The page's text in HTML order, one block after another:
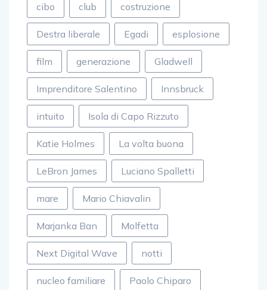
cibo club costruzione
Destra liberale Egadi esplosione
film generazione Gladwell
Imprenditore Salentino Innsbruck
intuito Isola di Capo Rizzuto
Katie Holmes La volta buona
LeBron James Luciano Spalletti
mare Mario Chiavalin
Marjanka Ban Molfetta
Next Digital Wave notti
nucleo familiare Paolo Chiparo